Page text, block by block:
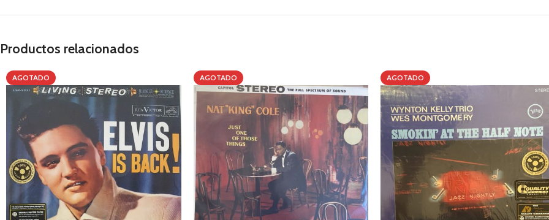
Productos relacionados
AGOTADO AGOTADO AGOTADO